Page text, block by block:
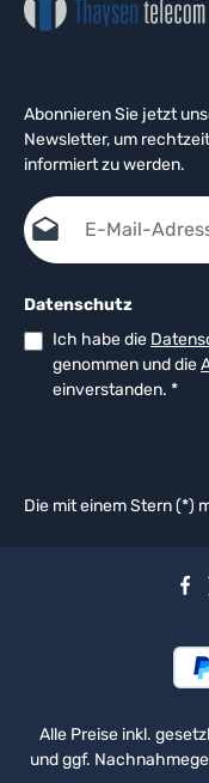
Abonnieren Sie jetzt
Newsletter, um
informiert zu werden.
E-Mail-Adresse*
Datenschutz
Ich habe die
genommen und die
einverstanden. *
Die mit einem Stern (*)
Alle Preise inkl.
und ggf.